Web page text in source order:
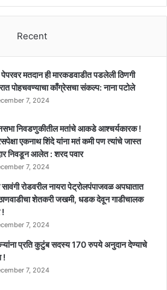
Recent
मतदान ही मारकडवाडीत पडलेली ठिणगी
पोहचवण्याचा काँग्रेसचा संकल्प: नाना पटोले
7, 2024
निवडणुकीतील मतांचे आकडे आश्चर्यकारक !
एकनाथ शिंदे यांना मतं कमी पण त्यांचे जास्त
निवडून आलेत : शरद पवार
7, 2024
सावंगी रोडवरील नायरा पेट्रोलपंपाजवळ अपघातात
शेतकरी जखमी, धडक देवून गाडीचालक
!
7, 2024
प्रति कुटुंब सदस्य 170 रुपये अनुदान देण्याचे
!
7, 2024